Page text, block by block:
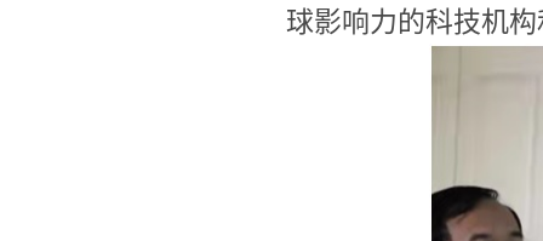
球影响力的科技机